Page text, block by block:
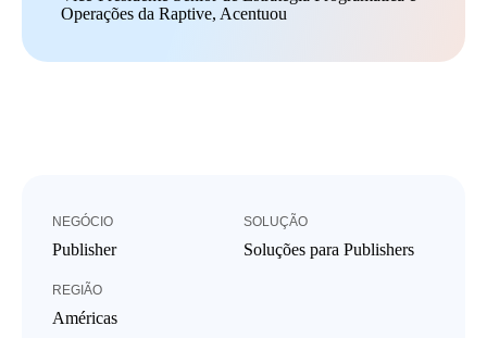
NEGÓCIO
Publisher
SOLUÇÃO
Soluções para Publishers
REGIÃO
Américas
Operações da Raptive, Acentuou